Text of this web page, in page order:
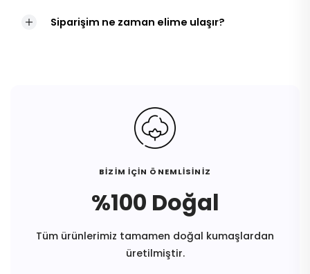
Siparişim ne zaman elime ulaşır?
BİZİM İÇİN ÖNEMLİSİNİZ
%100 Doğal
Tüm ürünlerimiz tamamen doğal kumaşlardan
üretilmiştir.